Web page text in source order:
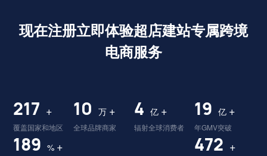
现在注册立即体验超店建站专属跨境
电商服务
224 +
覆盖国家和地区
10 万 +
全球品牌商家
4 亿 +
辐射全球消费者
19 亿 +
年GMV突破
195 % + 487 +